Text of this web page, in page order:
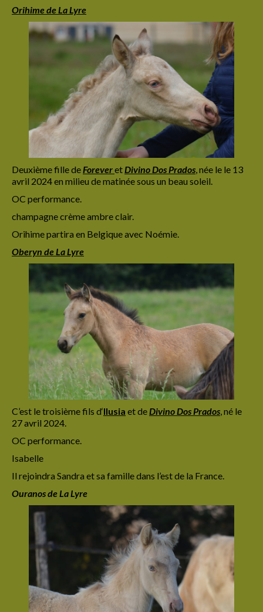
Orihime de La Lyre
Deuxième fille de Foreveret Divino Dos Prados née le le 13
avril 2024 en milieu de matinée sous un beau soleil.
OC performance.
champagne crème ambre clair.
Orihime partira en Belgique avec Noémie.
Oberyn de La Lyre
C’est le troisième fils d‘Ilusia et de Divino Dos Prados né le
27 avril 2024.
OC performance.
Isabelle
Il rejoindra Sandra et sa famille dans l’est de la France.
Ouranos de La Lyre